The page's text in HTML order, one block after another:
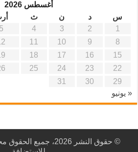
أغسطس 2026
س
د ن ث
1
2
3
4
5
8
9
10
11
15
16
17
18
22
23
24
25
29
30
31
« يونيو
© حقوق النشر 2026، جميع الحقوق محفوظة |